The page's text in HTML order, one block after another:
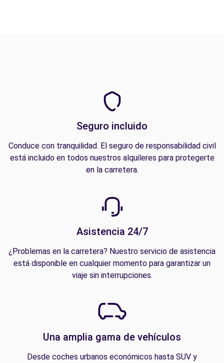
Seguro incluido
Conduce con tranquilidad. El seguro de responsabilidad civil
está incluido en todos nuestros alquileres para protegerte
en la carretera.
Asistencia 24/7
¿Problemas en la carretera? Nuestro servicio de asistencia
está disponible en cualquier momento para garantizar un
viaje sin interrupciones.
Una amplia gama de vehículos
Desde coches urbanos económicos hasta SUV y